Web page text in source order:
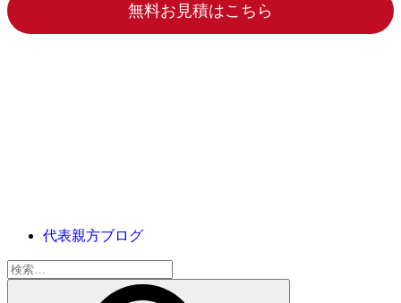
無料お見積はこちら
代表親方ブログ
検
索: